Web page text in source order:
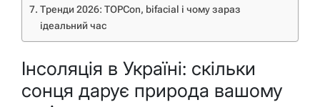
Тренди 2026: TOPCon, bifacial і чому зараз
ідеальний час
Інсоляція в Україні: скільки
сонця дарує природа вашому